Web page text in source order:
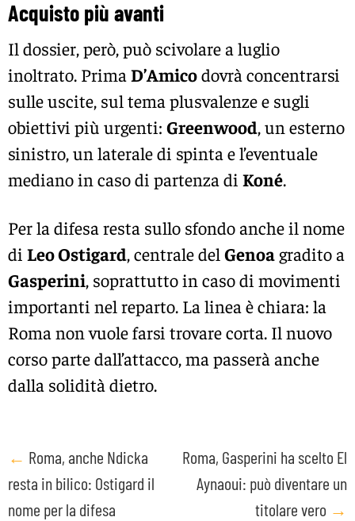
Acquisto più avanti
Il dossier, però, può scivolare a luglio
inoltrato. Prima D’Amicodovrà concentrarsi
sulle uscite, sul tema plusvalenze e sugli
obiettivi più urgenti: Greenwood, un esterno
sinistro, un laterale di spinta e l’eventuale
mediano in caso di partenza di Koné.
Per la difesa resta sullo sfondo anche il nome
di Leo Ostigard, centrale del Genoagradito a
Gasperini, soprattutto in caso di movimenti
importanti nel reparto. La linea è chiara: la
Roma non vuole farsi trovare corta. Il nuovo
corso parte dall’attacco, ma passerà anche
dalla solidità dietro.
Post
navigation
← Roma, anche Ndicka
resta in bilico: Ostigard il
nome per la difesa
Roma, Gasperini ha scelto El
Aynaoui: può diventare un
titolare vero →